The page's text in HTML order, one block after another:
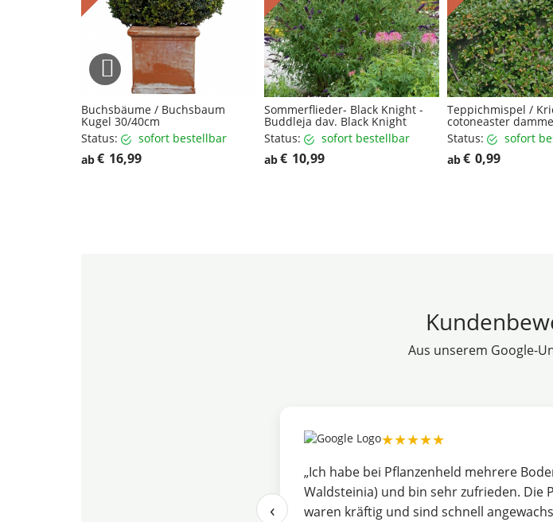
Buchsbäume / Buchsbaum
Kugel 30/40cm
Status:
sofort bestellbar
ab€ 16,99
Sommerflieder- Black Knight -
Buddleja dav. Black Knight
Status:
sofort bestellbar
ab€ 10,99
Teppichmispel /
cotoneaster
Status:
sofort
ab€ 0,99
Aus unserem Google-
★★★★★
„Ich habe bei Pflanzenheld mehrere
Waldsteinia) und bin sehr zufrieden. Die
waren kräftig und sind schnell
‹